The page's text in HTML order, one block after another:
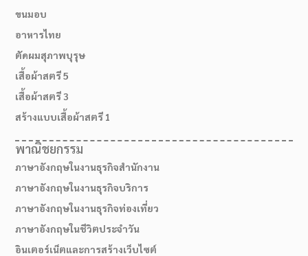
02-514-1840
ขนมอบ
อาหารไทย
ตัดผมสุภาพบุรุษ
เสื้อผ้าสตรี 5
เสื้อผ้าสตรี 3
สร้างแบบเสื้อผ้าสตรี 1
พาณิชยกรรม
ภาษาอังกฤษในงานธุรกิจสำนักงาน
ภาษาอังกฤษในงานธุรกิจบริการ
ภาษาอังกฤษในงานธุรกิจท่องเที่ยว
ภาษาอังกฤษในชีวิตประจำวัน
อินเตอร์เน็ตและการสร้างเว็บไซต์